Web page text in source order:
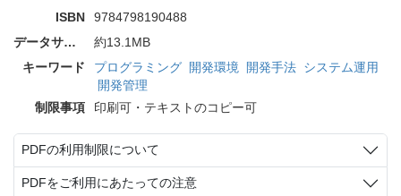
ISBN
9784798190488
データサイズ
約13.1MB
キーワード
プログラミング 開発環境 開発手法 システム運用
開発管理
制限事項
印刷可・テキストのコピー可
PDFの利用制限について
PDFをご利用にあたっての注意